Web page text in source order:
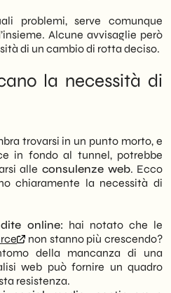
problemi, serve comunque
Alcune avvisaglie però
di un cambio di rotta deciso.
la necessità di
trovarsi in un punto morto, e
in fondo al tunnel, potrebbe
alle consulenze web. Ecco
chiaramente la necessità di
online: hai notato che le
non stanno più crescendo?
della mancanza di una
web può fornire un quadro
resistenza.